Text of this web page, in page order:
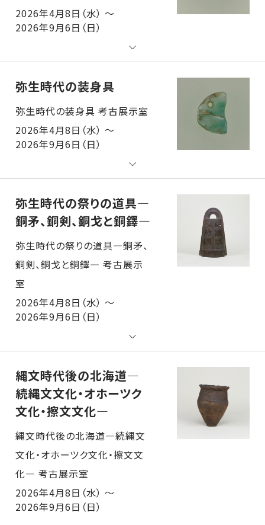
2026年4月8日（水） ～
2026年9月6日（日）
弥生時代の装身具
弥生時代の装身具 考古展示室
2026年4月8日（水） ～
2026年9月6日（日）
弥生時代の祭りの道具―
銅矛、銅剣、銅戈と銅鐸―
弥生時代の祭りの道具―銅矛、銅剣、銅戈と銅鐸― 考古展示室
2026年4月8日（水） ～
2026年9月6日（日）
縄文時代後の北海道―
続縄文文化・オホーツク
文化・擦文文化―
縄文時代後の北海道―続縄文文化・オホーツク文化・擦文文化― 考古展示室
2026年4月8日（水） ～
2026年9月6日（日）